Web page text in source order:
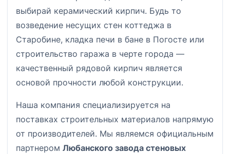
выбирай керамический кирпич. Будь то
возведение несущих стен коттеджа в
Старобине, кладка печи в бане в Погосте или
строительство гаража в черте города —
качественный рядовой кирпич является
основой прочности любой конструкции.
Наша компания специализируется на
поставках строительных материалов напрямую
от производителей. Мы являемся официальным
партнером Любанского завода стеновых